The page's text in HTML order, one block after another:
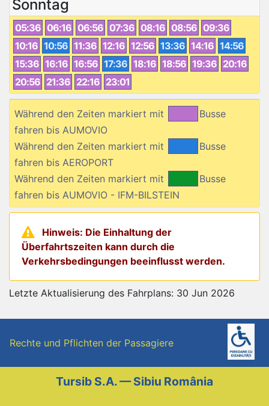
Sonntag
05:36 06:16 06:56 07:36 08:16 08:56 09:36
10:16 10:56 11:36 12:16 12:56 13:36 14:16 14:56
15:36 16:16 16:56 17:36 18:16 18:56 19:36 20:16
20:56 21:36 22:16 23:01
Während den Zeiten markiert mit
Busse
fahren bis AUMOVIO
Während den Zeiten markiert mit
Busse
fahren bis AEROPORT
Während den Zeiten markiert mit
Busse
fahren bis AUMOVIO - IFM-BILSTEIN
Hinweis: Die Einhaltung der
Überfahrtszeiten kann durch die
Verkehrsbedingungen beeinflusst werden.
Letzte Aktualisierung des Fahrplans: 30 Jun 2026
Rechte und Pflichten der Passagiere
Tursib S.A. — Sibiu România